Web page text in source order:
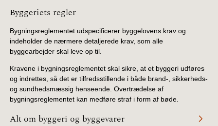
Information
Byggeriets regler
Bygningsreglementet udspecificerer byggelovens krav og
indeholder de nærmere detaljerede krav, som alle
byggearbejder skal leve op til.
Kravene i bygningsreglementet skal sikre, at et byggeri udføres
og indrettes, så det er tilfredsstillende i både brand-, sikkerheds-
og sundhedsmæssig henseende. Overtrædelse af
bygningsreglementet kan medføre straf i form af bøde.
Alt om byggeri og byggevarer